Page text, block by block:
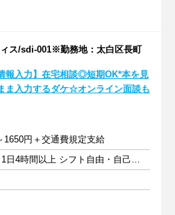
ス/sdi-001※勤務地：太白区長町
報入力】在宅相談◎短期OK*本を見
ま入力するダケ☆オンライン面談も
1650円＋交通費規定支給
週2日以上 1日4時間以上 シフト自由・自己申告